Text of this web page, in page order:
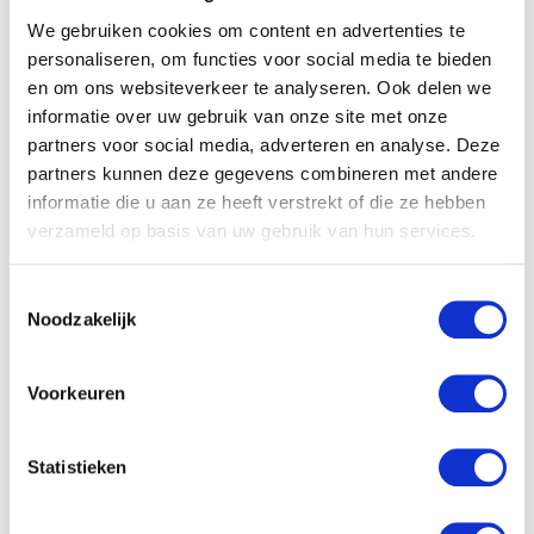
We gebruiken cookies om content en advertenties te
personaliseren, om functies voor social media te bieden
en om ons websiteverkeer te analyseren. Ook delen we
informatie over uw gebruik van onze site met onze
partners voor social media, adverteren en analyse. Deze
partners kunnen deze gegevens combineren met andere
informatie die u aan ze heeft verstrekt of die ze hebben
verzameld op basis van uw gebruik van hun services.
Noodzakelijk
Voorkeuren
Statistieken
Ik vind alles prima, als ik maar te eten krijg.
Al is Fenna echt een super makkelijk kind en is ze, zelfs
nu ze ziek is, nog steeds vrolijk en maakt ze me altijd
met haar ondeugende snoet aan het lachen. Ik mag